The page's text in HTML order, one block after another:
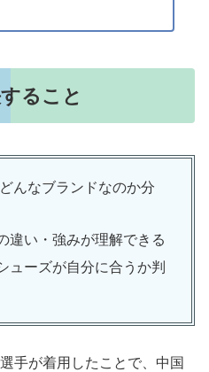
ること
んなブランドなのか分
違い・強みが理解できる
ューズが自分に合うか判
手が着用したことで、中国